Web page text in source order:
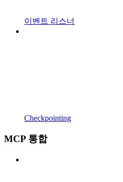
이벤트 리스너
Checkpointing
MCP 통합